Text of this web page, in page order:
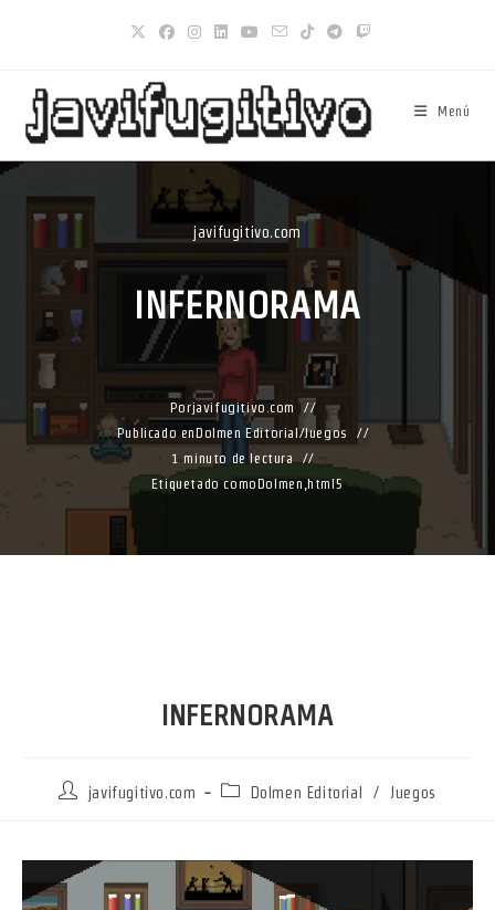
Menú
javifugitivo.com
INFERNORAMA
Porjavifugitivo.com
Publicado enDolmen Editorial/Juegos
1 minuto de lectura
Etiquetado como Dolmen ,html5
INFERNORAMA
Autorjavifugitivo.com
CategoríaDolmen Editorial / Juegos